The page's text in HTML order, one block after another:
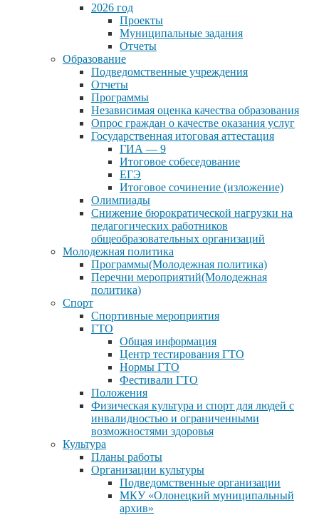
2026 год
Проекты
Муниципальные задания
Отчеты
Образование
Подведомственные учреждения
Отчеты
Программы
Независимая оценка качества образования
Опрос граждан о качестве оказания услуг
Государственная итоговая аттестация
ГИА — 9
Итоговое собеседование
ЕГЭ
Итоговое сочинение (изложение)
Олимпиады
Снижение бюрократической нагрузки на
педагогических работников
общеобразовательных организаций
Молодежная политика
Программы(Молодежная политика)
Перечни мероприятий(Молодежная
политика)
Спорт
Спортивные мероприятия
ГТО
Общая информация
Центр тестирования ГТО
Нормы ГТО
Фестивали ГТО
Положения
Физическая культура и спорт для людей с
инвалидностью и ограниченными
возможностями здоровья
Культура
Планы работы
Организации культуры
Подведомственные организации
МКУ «Олонецкий муниципальный
архив»